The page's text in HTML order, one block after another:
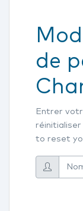
de
Entrer
to reset